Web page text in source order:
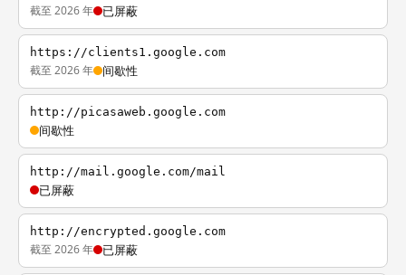
截至 2026 年 已屏蔽
https://clients1.google.com
截至 2026 年 间歇性
http://picasaweb.google.com
间歇性
http://mail.google.com/mail
已屏蔽
http://encrypted.google.com
截至 2026 年 已屏蔽